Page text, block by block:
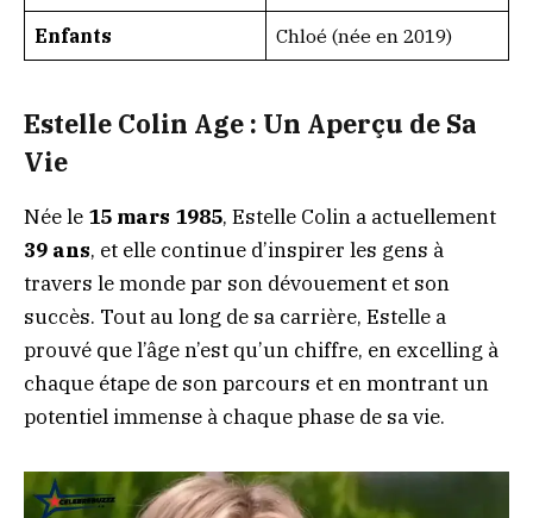
Enfants Chloé (née en 2019)
Estelle Colin Age : Un Aperçu de Sa
Vie
Née le 15 mars 1985, Estelle Colin a actuellement
39 ans, et elle continue d’inspirer les gens à
travers le monde par son dévouement et son
succès. Tout au long de sa carrière, Estelle a
prouvé que l’âge n’est qu’un chiffre, en excelling à
chaque étape de son parcours et en montrant un
potentiel immense à chaque phase de sa vie.